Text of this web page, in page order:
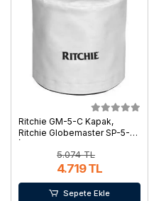
Ritchie GM-5-C Kapak,
Ritchie Globemaster SP-5-C
5.074 TL
4.719 TL
Sepete Ekle